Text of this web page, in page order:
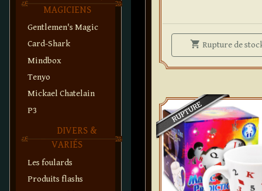
MAGICIENS
Gentlemen's Magic
Card-Shark
Mindbox
Tenyo
Mickael Chatelain
P3
DIVERS &
VARIÉS
Les foulards
Produits flashs
shopping_cart Rupturede